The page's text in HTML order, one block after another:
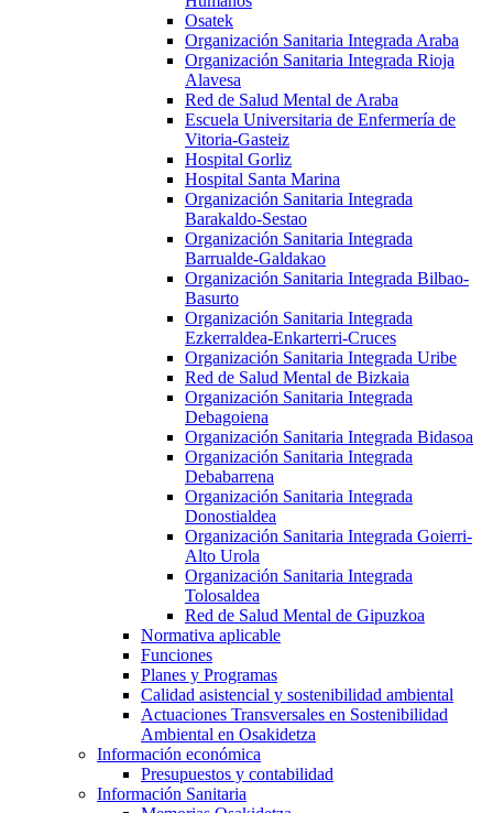
Osatek
Organización Sanitaria Integrada Araba
Organización Sanitaria Integrada Rioja
Alavesa
Red de Salud Mental de Araba
Escuela Universitaria de Enfermería de
Vitoria-Gasteiz
Hospital Gorliz
Hospital Santa Marina
Organización Sanitaria Integrada
Barakaldo-Sestao
Organización Sanitaria Integrada
Barrualde-Galdakao
Organización Sanitaria Integrada Bilbao-
Basurto
Organización Sanitaria Integrada
Ezkerraldea-Enkarterri-Cruces
Organización Sanitaria Integrada Uribe
Red de Salud Mental de Bizkaia
Organización Sanitaria Integrada
Debagoiena
Organización Sanitaria Integrada Bidasoa
Organización Sanitaria Integrada
Debabarrena
Organización Sanitaria Integrada
Donostialdea
Organización Sanitaria Integrada Goierri-
Alto Urola
Organización Sanitaria Integrada
Tolosaldea
Red de Salud Mental de Gipuzkoa
Normativa aplicable
Funciones
Planes y Programas
Calidad asistencial y sostenibilidad ambiental
Actuaciones Transversales en Sostenibilidad
Ambiental en Osakidetza
Información económica
Presupuestos y contabilidad
Información Sanitaria